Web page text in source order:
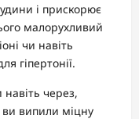
і прискорює
малорухливий
чи навіть
гіпертонії.
через,
ви випили міцну